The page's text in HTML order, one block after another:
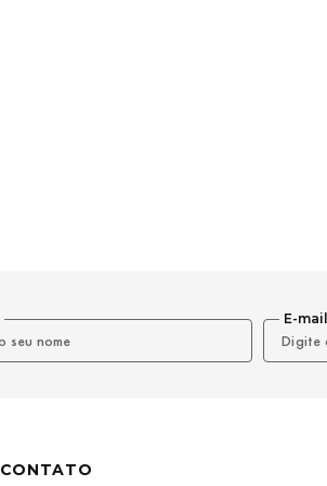
E-mail
CONTATO